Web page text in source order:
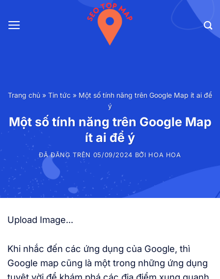
đến
Trang chủ » Tin tức » Một số tính năng trên Google Map ít ai để
ý
Một số tính năng trên Google Map
ít ai để ý
ĐÃ ĐĂNG TRÊN 05/09/2024 BỞI HOA HOA
Upload Image...
Khi nhắc đến các ứng dụng của Google, thì
Google map cũng là một trong những ứng dụng